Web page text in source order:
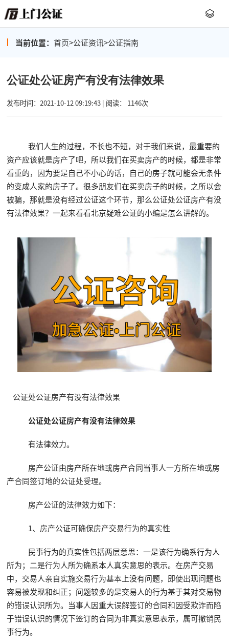
当前位置： 首页>公证资讯>公证指南
公证处公证房产有没有法律效果
发布时间：2021-10-12 09:19:43 | 阅读： 1146次
我们人生的过程，不长也不短，对于我们来说，最重要的
资产应该就是房产了吧，所以我们在买卖房产的时候，都是非常
看重的，因为要是自己不小心的话，自己的房子就可能会无条件
的变成人家的房子了。很多朋友们在买卖房子的时候，之所以会
被骗，那就是没有经过公证这个环节，那么公证处公证房产有没
有法律效果？一起来看看北京疑难公证的小编是怎么讲解的。
公证处公证房产有没有法律效果
公证处公证房产有没有法律效果
有法律效力。
房产公证由房产所在地或房产合同当事人一方所在地或房
产合同签订地的公证处受理。
房产公证的法律效力如下：
1、房产公证可确保房产交易行为的真实性
民事行为的真实性包括两层意思：一是该行为确系行为人
所为；二是行为人所为确系本人真实意思的表示。在房产交易
中，交易人亲自实施交易行为基本上没有问题，即使出现问题也
容易被发现和纠正；问题较多的是交易人的行为基于其对交易物
的错误认识所为。当事人因重大误解签订的合同和因受欺诈而陷
于错误认识的情况下签订的合同为非真实意思表示，属可撤销民
事行为。